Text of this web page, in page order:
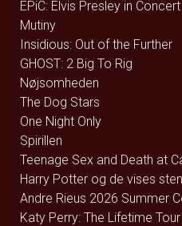
EPiC: Elvis Presley in Concert
Mutiny
Insidious: Out of the Further
GHOST: 2 Big To Rig
Nøjsomheden
The Dog Stars
One Night Only
Spirillen
Teenage Sex and Death at
Harry Potter og de vises
Andre Rieus 2026 Summer
Katy Perry: The Lifetime